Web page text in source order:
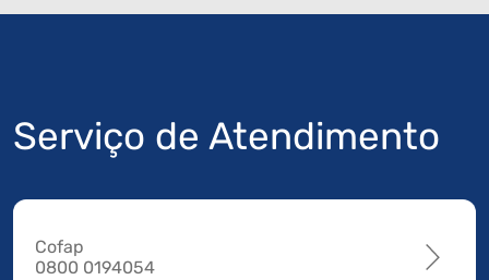
Serviço de Atendimento
Cofap
0800 0194054